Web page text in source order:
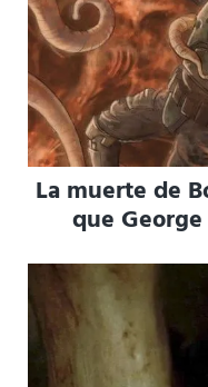
La muerte de
que